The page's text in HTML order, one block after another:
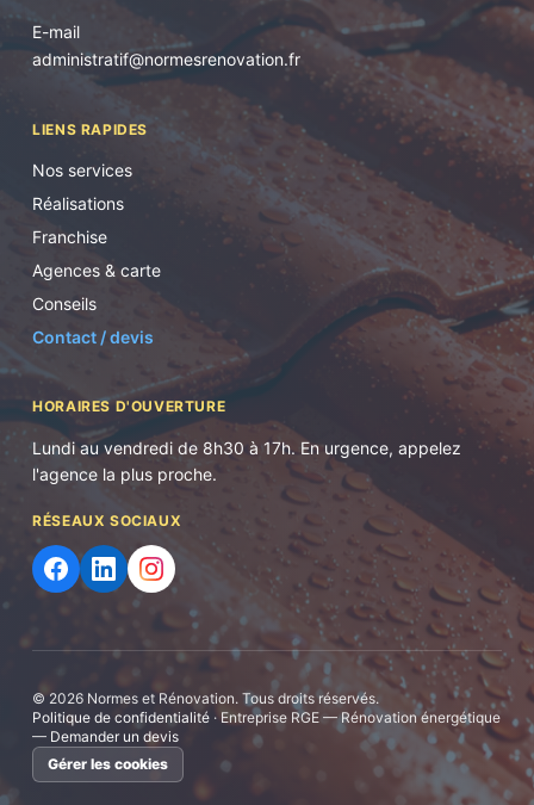
E-mail
administratif@normesrenovation.fr
LIENS RAPIDES
Nos services
Réalisations
Franchise
Agences & carte
Conseils
Contact / devis
HORAIRES D'OUVERTURE
Lundi au vendredi de 8h30 à 17h. En urgence, appelez
l'agence la plus proche.
RÉSEAUX SOCIAUX
©2026 Normes et Rénovation. Tous droits réservés.
Politique de confidentialité · Entreprise RGE — Rénovation énergétique
— Demander un devis
Gérer les cookies